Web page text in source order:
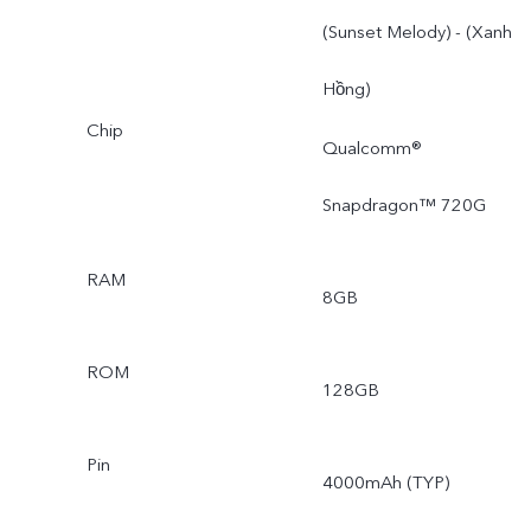
(Sunset Melody) - (Xanh
Hồng)
Chip
Qualcomm®
Snapdragon™ 720G
RAM
8GB
ROM
128GB
Pin
4000mAh (TYP)